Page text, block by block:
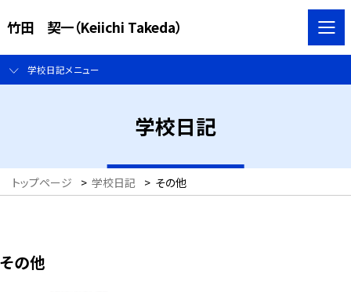
竹田 契一（Keiichi Takeda）
学校日記メニュー
学校日記
トップページ > 学校日記 > その他
その他